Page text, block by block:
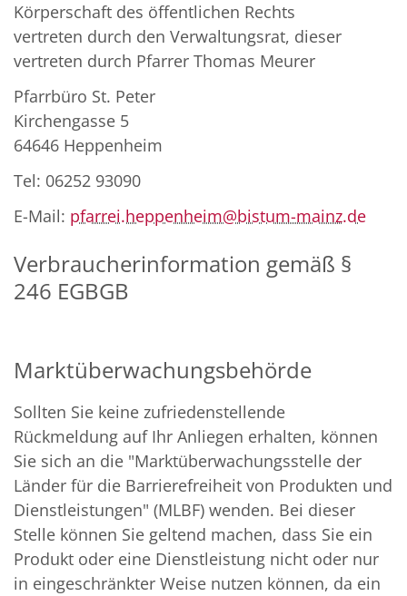
Körperschaft des öffentlichen Rechts
vertreten durch den Verwaltungsrat, dieser
vertreten durch Pfarrer Thomas Meurer
Pfarrbüro St. Peter
Kirchengasse 5
64646 Heppenheim
Tel: 06252 93090
E-Mail: pfarrei.heppenheim@bistum-mainz.de
Verbraucherinformation gemäß §
246 EGBGB
Marktüberwachungsbehörde
Sollten Sie keine zufriedenstellende
Rückmeldung auf Ihr Anliegen erhalten, können
Sie sich an die "Marktüberwachungsstelle der
Länder für die Barrierefreiheit von Produkten und
Dienstleistungen" (MLBF) wenden. Bei dieser
Stelle können Sie geltend machen, dass Sie ein
Produkt oder eine Dienstleistung nicht oder nur
in eingeschränkter Weise nutzen können, da ein